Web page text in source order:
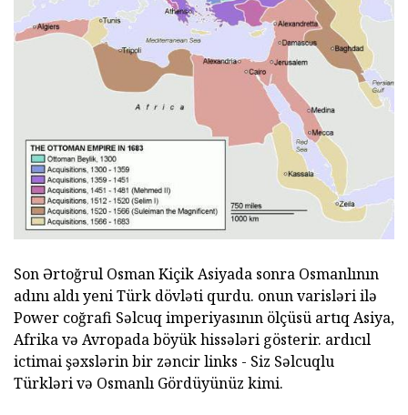
Son Ərtoğrul Osman Kiçik Asiyada sonra Osmanlının
adını aldı yeni Türk dövləti qurdu. onun varisləri ilə
Power coğrafi Səlcuq imperiyasının ölçüsü artıq Asiya,
Afrika və Avropada böyük hissələri gösterir. ardıcıl
ictimai şəxslərin bir zəncir links - Siz Səlcuqlu
Türkləri və Osmanlı Gördüyünüz kimi.